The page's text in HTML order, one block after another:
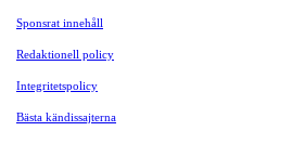
Sponsrat innehåll
Redaktionell policy
Integritetspolicy
Bästa kändissajterna